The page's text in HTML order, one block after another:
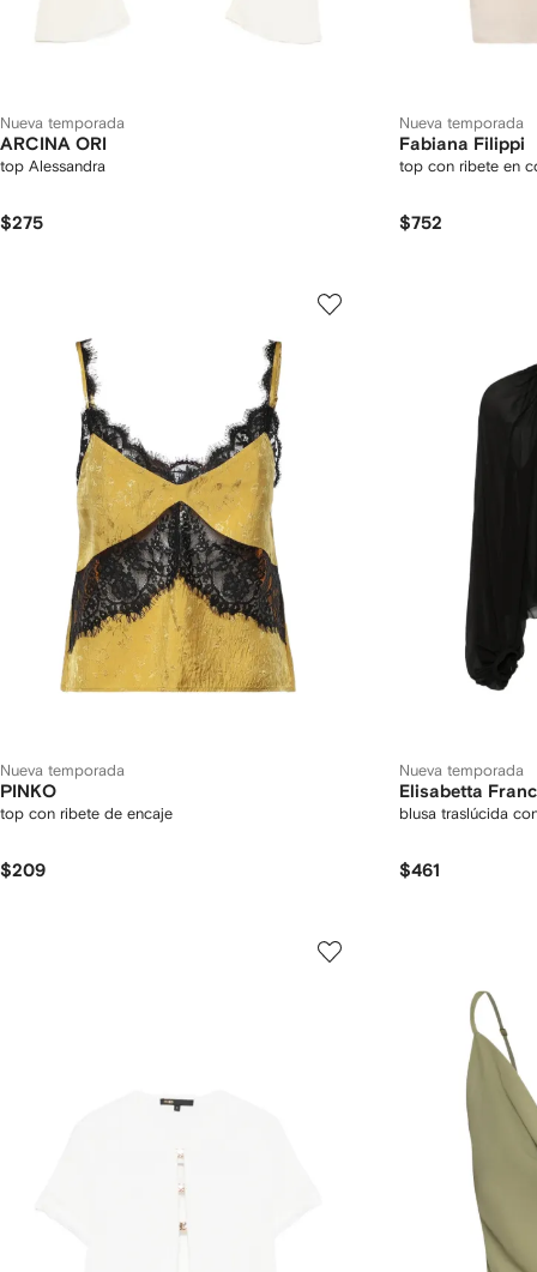
Nueva temporada
ARCINA ORI
top Alessandra
$275
Nueva temporada
Fabiana Filippi
top con ribete en
$752
Nueva temporada
PINKO
top con ribete de encaje
$209
Nueva temporada
Elisabetta
blusa traslúcida
$461